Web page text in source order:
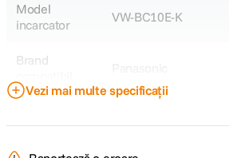
Model
incarcator
VW-BC10E-K
Brand
Acumulator
Vezi mai multe specificații